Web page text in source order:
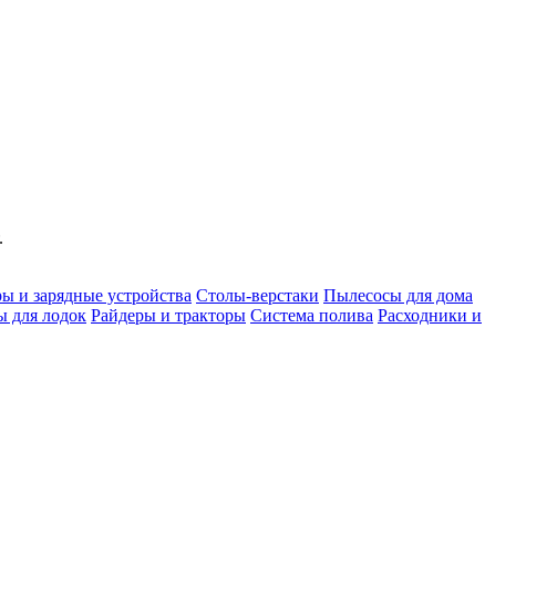
и зарядные устройства Столы-верстаки Пылесосы для дома
для лодок Райдеры и тракторы Система полива Расходники и